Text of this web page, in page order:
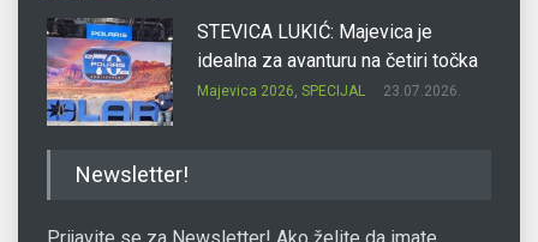
STEVICA LUKIĆ: Majevica je
idealna za avanturu na četiri točka
Majevica 2026, SPECIJAL 23.07.2026.
Newsletter!